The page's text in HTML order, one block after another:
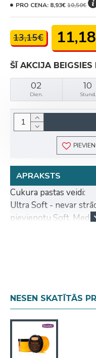
ŠĪ AKCIJA BEIGSIES
02
Dien.
10
Stund.
13,15€
PRO CENA: 8,93€10,50€
APRAKSTS
Cukura pastas veidi:
Ultra Soft - nevar
pievienotu Soft,
padusēm.
Atveriet burkas
Ievietojiet burku
NESEN SKATĪTĀS